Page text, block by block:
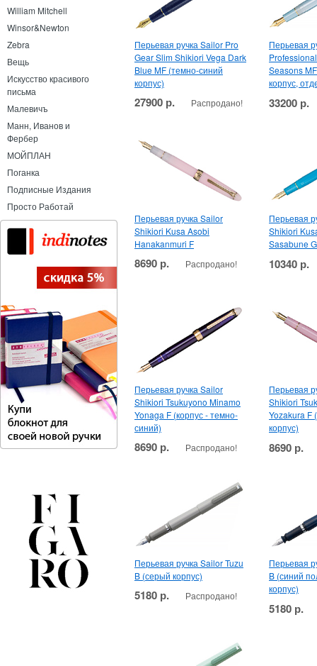
William Mitchell
Winsor&Newton
Zebra
Вещь
Искусство красивого
письма
Малевичъ
Манн, Иванов и
Фербер
МОЙПЛАН
Поганка
Подписные Издания
Просто Работай
Перьевая ручка Sailor Pro
Gear Slim Shikiori Vega Dark
Blue MF (темно-синий
корпус)
27900 р. Распродано!
Перьевая
Seasons
корпус,
33200 р.
Перьевая ручка Sailor
Shikiori Kusa Asobi
Hanakanmuri F
8690 р. Распродано!
Перьевая
Shikiori
Sasabune
10340 р.
Перьевая ручка Sailor
Shikiori Tsukuyono Minamo
Yonaga F (корпус - темно-
синий)
8690 р. Распродано!
Перьевая
Shikiori
Yozakura F
корпус)
8690 р.
Перьевая ручка Sailor Tuzu
B (серый корпус)
5180 р. Распродано!
Перьевая
B (синий
корпус)
5180 р.